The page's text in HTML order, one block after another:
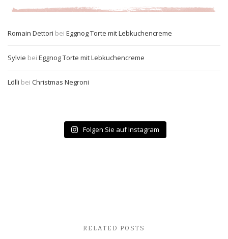
Romain Dettori bei Eggnog Torte mit Lebkuchencreme
Sylvie bei Eggnog Torte mit Lebkuchencreme
Lölli bei Christmas Negroni
Folgen Sie auf Instagram
RELATED POSTS